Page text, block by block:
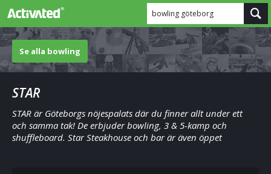
bowling göteborg
Se alla bowling
STAR
STAR är Göteborgs nöjespalats där du finner allt under ett
och samma tak! De erbjuder bowling, 3 & 5-kamp och
shuffleboard. Star Steakhouse och bar är även öppet